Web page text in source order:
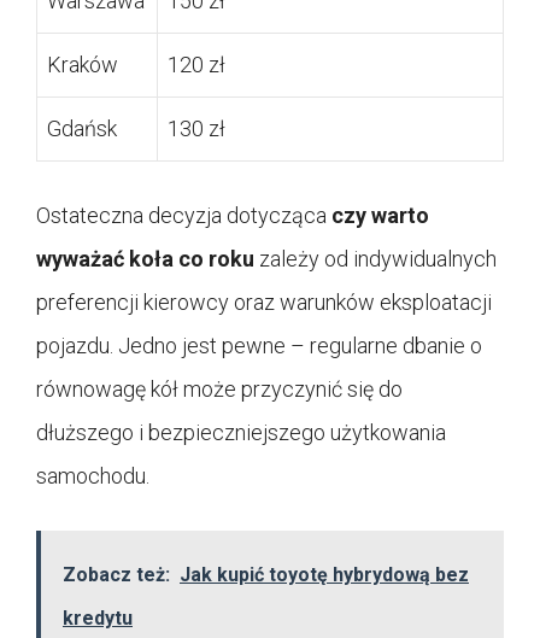
Kraków 120 zł
Gdańsk 130 zł
Ostateczna decyzja dotycząca czy warto
wyważać koła co roku zależy od indywidualnych
preferencji kierowcy oraz warunków eksploatacji
pojazdu. Jedno jest pewne – regularne dbanie o
równowagę kół może przyczynić się do
dłuższego i bezpieczniejszego użytkowania
samochodu.
Zobacz też: Jak kupić toyotę hybrydową bez
kredytu